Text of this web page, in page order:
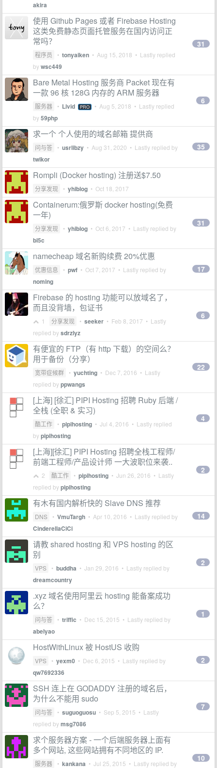
akira
使用 Github Pages 或者 Firebase Hosting
这类免费静态页面托管服务在国内访问正
常吗？
程序员 • tonyaiken • Aug 15, 2018 • Lastly replied
bywsc449
31
Bare Metal Hosting 服务商 Packet 现在有
一款 96 核 128G 内存的 ARM 服务器
服务器 • Livid PRO • Aug 5, 2018 • Lastly replied
by59php
6
求一个 个人使用的域名邮箱 提供商
问与答 • usrlibzy • Aug 31, 2020 • Lastly replied by
twikor
35
Rompli (Docker hosting) 注册送$7.50
分享发现 • yhiblog • Oct 18, 2017
Containerum:俄罗斯 docker hosting(免费
一年)
分享发现 • yhiblog • Oct 6, 2017 • Lastly replied by
bl5c
31
namecheap 域名新购续费 20%优惠
优惠信息 • pwf • Oct 7, 2017 • Lastly replied by
noming
17
Firebase 的 hosting 功能可以放域名了，
而且没背墙，包证书
1 分享发现 • seeker • Feb 8, 2017 • Lastly
replied bysdrzlyz
6
有便宜的 FTP（有 http 下载）的空间么？
用于备份（分享）
宽带症候群 • yuchting • Dec 7, 2016 • Lastly
replied byppwangs
22
[上海] [徐汇] PIPI Hosting 招聘 Ruby 后端 /
全栈 (全职 & 实习)
酷工作 • pipihosting • Jul 4, 2016 • Lastly replied
bypipihosting
4
[上海][徐汇] PIPI Hosting 招聘全栈工程师/
前端工程师/产品设计师 一大波职位来袭..
2 酷工作 • pipihosting • Jun 26, 2016 • Lastly
replied bypipihosting
2
有木有国内解析快的 Slave DNS 推荐
DNS • VmuTargh • Apr 10, 2016 • Lastly replied by
CinderellaCiCi
14
请教 shared hosting 和 VPS hosting 的区
别
VPS • buddha • Jan 29, 2016 • Lastly replied by
dreamcountry
2
.xyz 域名使用阿里云 hosting 能备案成功
么？
问与答 • triffic • Dec 15, 2015 • Lastly replied by
abelyao
1
HostWithLinux 被 HostUS 收购
VPS • yexm0 • Dec 6, 2015 • Lastly replied by
qw7692336
2
SSH 连上在 GODADDY 注册的域名后，
为什么不能用 sudo
问与答 • suguoguosu • Sep 5, 2015 • Lastly
replied bymsg7086
7
求个服务器方案 - 一个后端服务器上面有
多个网站, 这些网站拥有不同地区的 IP.
服务器 • kankana • Jul 25, 2015 • Lastly replied by
10